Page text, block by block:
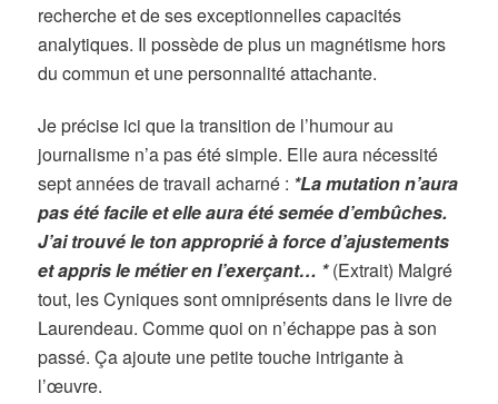
recherche et de ses exceptionnelles capacités
analytiques. Il possède de plus un magnétisme hors
du commun et une personnalité attachante.
Je précise ici que la transition de l’humour au
journalisme n’a pas été simple. Elle aura nécessité
sept années de travail acharné : *La mutation n’aura
pas été facile et elle aura été semée d’embûches.
J’ai trouvé le ton approprié à force d’ajustements
et appris le métier en l’exerçant… *(Extrait) Malgré
tout, les Cyniques sont omniprésents dans le livre de
Laurendeau. Comme quoi on n’échappe pas à son
passé. Ça ajoute une petite touche intrigante à
l’œuvre.